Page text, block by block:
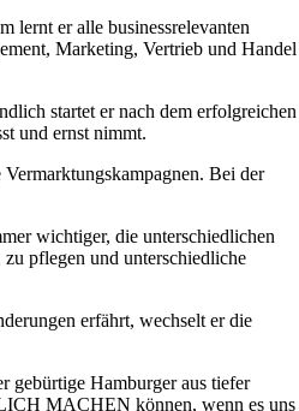
lernt er alle businessrelevanten
Marketing, Vertrieb und Handel
startet er nach dem erfolgreichen
und ernst nimmt.
Bei der
wichtiger, die unterschiedlichen
pflegen und unterschiedliche
erfährt, wechselt er die
gebürtige Hamburger aus tiefer
MACHEN können, wenn es uns